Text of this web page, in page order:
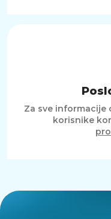
Za sve informacije
korisnike